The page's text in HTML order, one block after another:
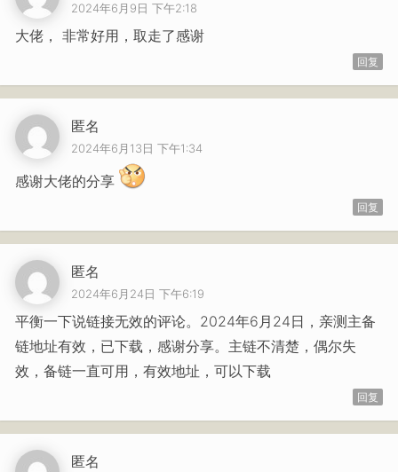
2024年6月9日 下午2:18
大佬， 非常好用，取走了感谢
回复
匿名
2024年6月13日 下午1:34
感谢大佬的分享
回复
匿名
2024年6月24日 下午6:19
平衡一下说链接无效的评论。2024年6月24日，亲测主备
链地址有效，已下载，感谢分享。主链不清楚，偶尔失
效，备链一直可用，有效地址，可以下载
回复
匿名